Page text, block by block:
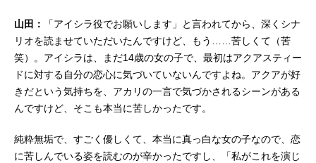
山田：
「アイシラ役でお願いします」と言われてから、深くシナ
リオを読ませていただいたんですけど、もう……苦しくて（苦
笑）。アイシラは、まだ14歳の女の子で、最初はアクアスティー
ドに対する自分の恋心に気づいていないんですよね。アクアが好
きだという気持ちを、アカリの一言で気づかされるシーンがある
んですけど、そこも本当に苦しかったです。
純粋無垢で、すごく優しくて、本当に真っ白な女の子なので、恋
に苦しんでいる姿を読むのが辛かったですし、「私がこれを演じ